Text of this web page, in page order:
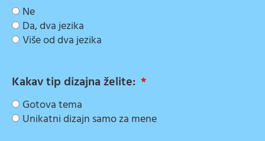
Ne
Da, dva jezika
Više od dva jezika
Kakav tip dizajna želite:
Gotova tema
Unikatni dizajn samo za mene